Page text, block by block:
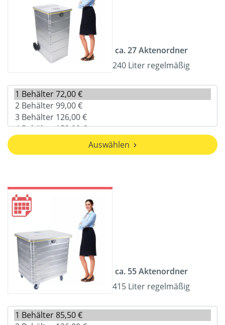
ca. 27 Aktenordner
240 Liter regelmäßig
Auswählen
ca. 55 Aktenordner
415 Liter regelmäßig